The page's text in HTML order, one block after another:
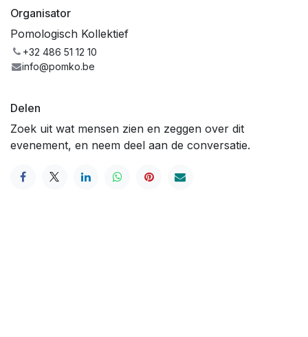
Organisator
Pomologisch Kollektief
+32 486 51 12 10
info@pomko.be
Delen
Zoek uit wat mensen zien en zeggen over dit
evenement, en neem deel aan de conversatie.